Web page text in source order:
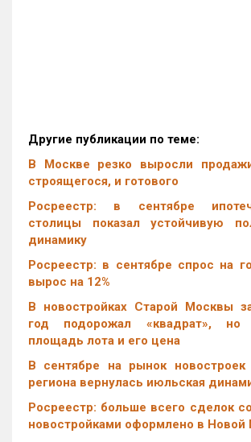
Другие публикации по теме:
В Москве резко выросли
строящегося, и готового
Росреестр: в сентябре
столицы показал устойчивую
динамику
Росреестр: в сентябре спрос на
вырос на 12%
В новостройках Старой Москвы
год подорожал «квадрат», но
площадь лота и его цена
В сентябре на рынок новостроек
региона вернулась июльская
Росреестр: больше всего сделок
новостройками оформлено в Новой